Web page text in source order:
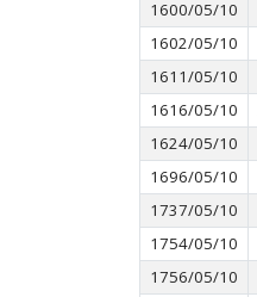
1600/05/10
1602/05/10
1611/05/10
1616/05/10
1624/05/10
1696/05/10
1737/05/10
1754/05/10
1756/05/10